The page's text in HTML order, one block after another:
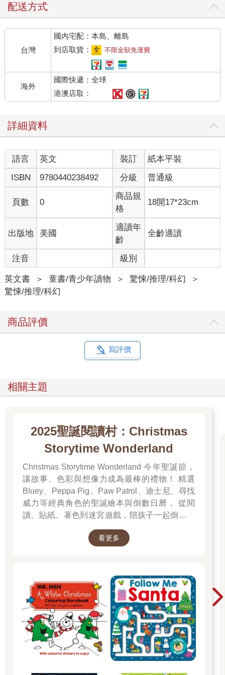
配送方式
台灣
國內宅配：本島、離島
到店取貨：
不限金額免運費
海外
國際快遞：全球
港澳店取：
詳細資料
語言 英文 裝訂
紙本平裝
ISBN
9780440238492 分級 普通級
頁數 0
商品規
格
18開17*23cm
出版地 美國
適讀年
齡
全齡適讀
注音 級別
英文書 ＞ 童書/青少年讀物 ＞ 驚悚/推理/科幻
＞
驚悚/推理/科幻
商品評價
寫評價
相關主題
2025聖誕閱讀村：Christmas
Storytime Wonderland
Christmas Storytime Wonderland 今年聖誕節，
讓故事、色彩與想像力成為最棒的禮物！ 精選
Bluey、Peppa Pig、Paw Patrol、迪士尼、尋找
威力等經典角色的聖誕繪本與倒數日曆， 從閱
讀、貼紙、著色到迷宮遊戲，陪孩子一起倒數歡
滿的驚喜與節慶溫度， Read it, Play it, Feel the
看更多